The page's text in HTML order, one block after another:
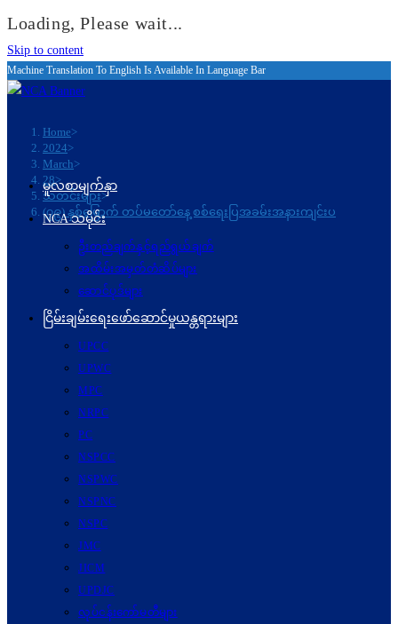
Loading, Please wait...
Skip to content
Machine Translation To English Is Available In Language Bar
Home>
2024>
March>
28>
သတင်းများ>
(၇၉) နှစ်မြောက် တပ်မတော်နေ့ စစ်ရေးပြအခမ်းအနားကျင်းပ
မူလစာမျက်နှာ
NCA သမိုင်း
ဦးတည်ချက်နှင့်ရည်ရွယ်ချက်
အထိမ်းအမှတ်တံဆိပ်များ
ဆောင်ပုဒ်များ
ငြိမ်းချမ်းရေးဖော်‌ဆောင်မှုယန္တရားများ
UPCC
UPWC
MPC
NRPC
PC
NSPCC
NSPWC
NSPNC
NSPC
JMC
JICM
UPDJC
လုပ်ငန်းကော်မတီများ